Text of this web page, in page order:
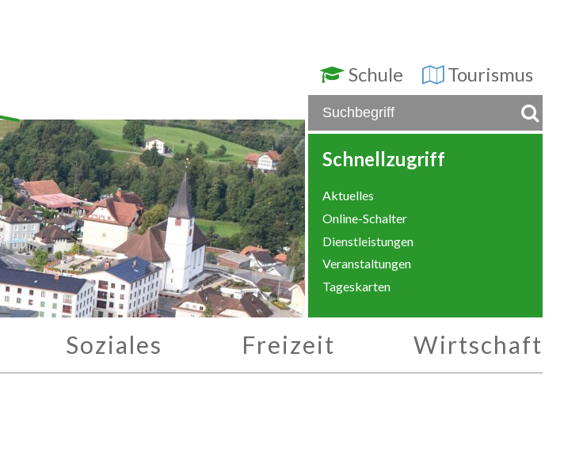
Schule Tourismus
Schnellzugriff
Aktuelles
Online-Schalter
Dienstleistungen
Veranstaltungen
Tageskarten
Soziales Freizeit Wirtschaft